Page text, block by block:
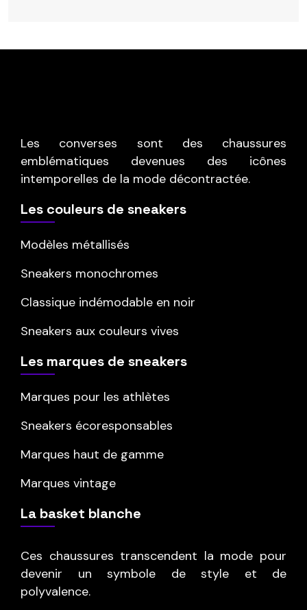
Les converses sont des chaussures
emblématiques devenues des icônes
intemporelles de la mode décontractée.
Les couleurs de sneakers
Modèles métallisés
Sneakers monochromes
Classique indémodable en noir
Sneakers aux couleurs vives
Les marques de sneakers
Marques pour les athlètes
Sneakers écoresponsables
Marques haut de gamme
Marques vintage
La basket blanche
Ces chaussures transcendent la mode pour
devenir un symbole de style et de
polyvalence.